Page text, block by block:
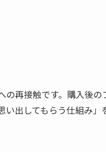
再接触です。購入後
出してもらう仕組み」